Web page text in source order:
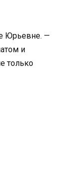
Юрьевне. —
и
только